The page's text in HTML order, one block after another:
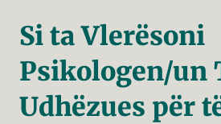
Si ta Vlerësoni
Psikologen/un
Udhëzues për